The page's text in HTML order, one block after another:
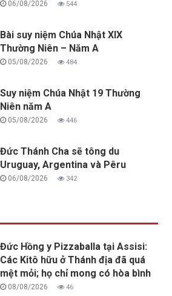
06/08/2026 544
Bài suy niệm Chúa Nhật XIX
Thường Niên – Năm A
05/08/2026 484
Suy niệm Chúa Nhật 19 Thường
Niên năm A
05/08/2026 446
Đức Thánh Cha sẽ tông du
Uruguay, Argentina và Pêru
06/08/2026 342
Đức Hồng y Pizzaballa tại Assisi:
Các Kitô hữu ở Thánh địa đã quá
mệt mỏi; họ chỉ mong có hòa bình
08/08/2026 46